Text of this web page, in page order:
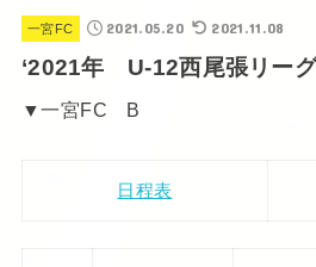
一宮FC 2021.05.20 2021.11.08
‘2021年 U-12西尾張リー
▼一宮FC B
日程表